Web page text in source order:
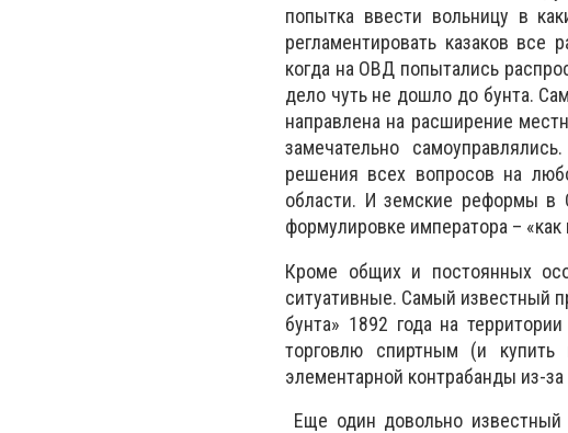
попытка ввести вольницу в
регламентировать казаков
когда на ОВД попытались
дело чуть не дошло до бунта.
направлена на расширение
замечательно
решения всех вопросов на
области. И земские реформы в
формулировке императора –
Кроме общих и постоянных
ситуативные. Самый известный
бунта» 1892 года на
торговлю спиртным (и купить
элементарной контрабанды из-
Еще один довольно